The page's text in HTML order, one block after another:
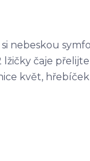
nebeskou
čaje
květ, hřebíček